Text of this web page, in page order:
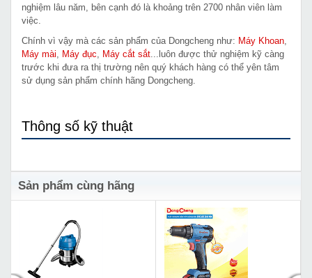
nghiệm lâu năm, bên cạnh đó là khoảng trên 2700 nhân viên làm
việc.
Chính vì vậy mà các sản phẩm của Dongcheng như: Máy Khoan
Máy mài
Máy đục Máy cắt sắt ...luôn được thử nghiệm kỹ càng
trước khi đưa ra thị trường nên quý khách hàng có thể yên tâm
sử dụng sản phẩm chính hãng Dongcheng.
Thông số kỹ thuật
Sản phẩm cùng hãng